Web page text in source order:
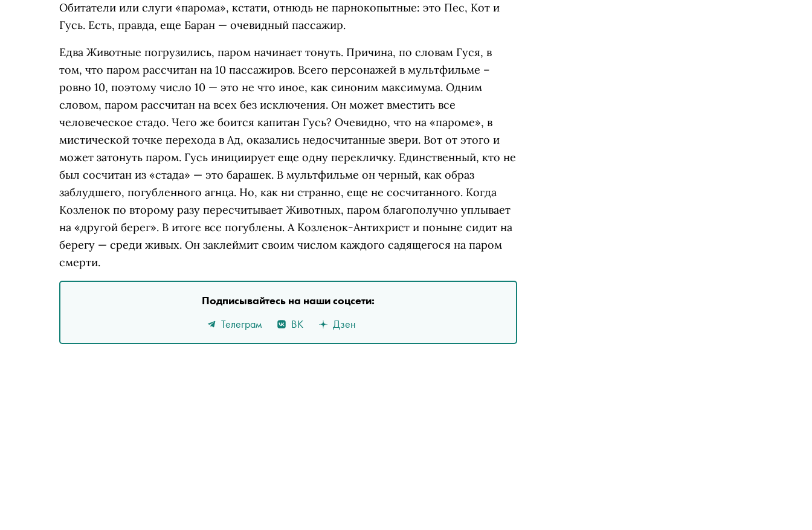
Обитатели или слуги «парома», кстати, отнюдь не парнокопытные: это Пес, Кот и
Гусь. Есть, правда, еще Баран — очевидный пассажир.
Едва Животные погрузились, паром начинает тонуть. Причина, по словам Гуся, в
том, что паром рассчитан на 10 пассажиров. Всего персонажей в мультфильме –
ровно 10, поэтому число 10 — это не что иное, как синоним максимума. Одним
словом, паром рассчитан на всех без исключения. Он может вместить все
человеческое стадо. Чего же боится капитан Гусь? Очевидно, что на «пароме», в
мистической точке перехода в Ад, оказались недосчитанные звери. Вот от этого и
может затонуть паром. Гусь инициирует еще одну перекличку. Единственный, кто не
был сосчитан из «стада» — это барашек. В мультфильме он черный, как образ
заблудшего, погубленного агнца. Но, как ни странно, еще не сосчитанного. Когда
Козленок по второму разу пересчитывает Животных, паром благополучно уплывает
на «другой берег». В итоге все погублены. А Козленок-Антихрист и поныне сидит на
берегу — среди живых. Он заклеймит своим числом каждого садящегося на паром
смерти.
Подписывайтесь на наши соцсети:
Телеграм
ВК Дзен